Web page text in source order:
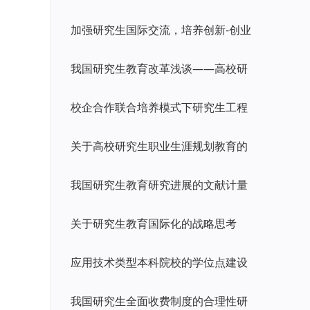
加强研究生国际交流，培养创新-创业
我国研究生教育改革浅谈——高校研
校企合作联合培养模式下研究生工程
关于高校研究生职业生涯规划教育的
我国研究生教育研究进展的文献计量
关于研究生教育国际化的战略思考
应用技术类型本科院校的学位点建设
我国研究生全面收费制度的合理性研